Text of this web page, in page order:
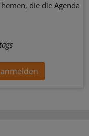
die die Agenda